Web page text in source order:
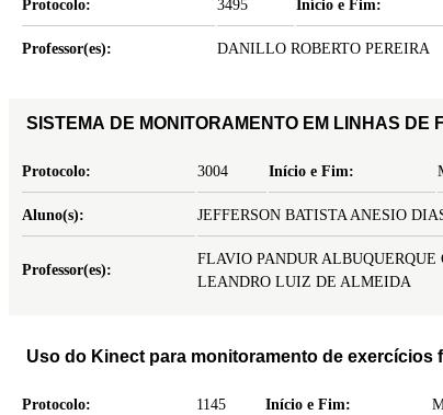
Protocolo: 3495 Início e Fim:
Professor(es): DANILLO ROBERTO PEREIRA
Protocolo: 3004 Início e Fim:
Aluno(s): JEFFERSON BATISTA ANESIO
Professor(es):
FLAVIO PANDUR ALBUQUERQUE
LEANDRO LUIZ DE ALMEIDA
Uso do Kinect para monitoramento de
Protocolo: 1145 Início e Fim: